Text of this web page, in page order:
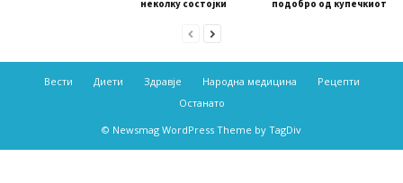
неколку состојки
подобро од купечкиот
Вести Диети Здравје Народна медицина
Рецепти
Останато
© Newsmag WordPress Theme by TagDiv